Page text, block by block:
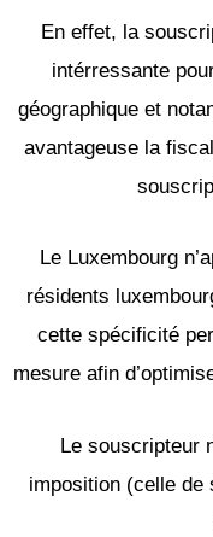
En effet, la
intérressante
géographique et
avantageuse la
Le Luxembourg
résidents
cette spécificité
mesure afin
Le souscripteur
imposition (celle de